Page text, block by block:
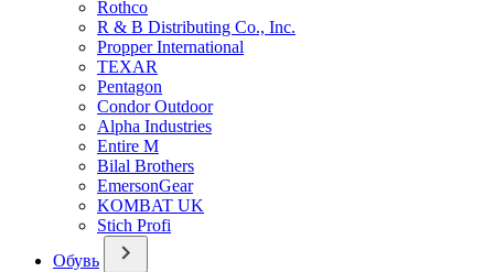
Rothco
R & B Distributing Co., Inc.
Propper International
TEXAR
Pentagon
Condor Outdoor
Alpha Industries
Entire M
Bilal Brothers
EmersonGear
KOMBAT UK
Stich Profi
Обувь